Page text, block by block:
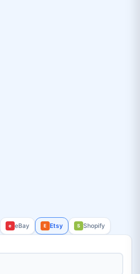
e eBay E Etsy S Shopify